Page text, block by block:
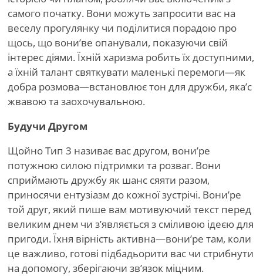
самого початку. Вони можуть запросити вас на
веселу прогулянку чи поділитися порадою про
щось, що вони’ве опанували, показуючи свій
інтерес діями. Їхній харизма робить їх доступними,
а їхній талант святкувати маленькі перемоги—як
добра розмова—встановлює тон для дружби, яка’с
жвавою та заохочувальною.
Будучи Другом
Щойно Тип 3 називає вас другом, вони’ре
потужною силою підтримки та розваг. Вони
сприймають дружбу як шанс сяяти разом,
приносячи ентузіазм до кожної зустрічі. Вони’ре
той друг, який пише вам мотивуючий текст перед
великим днем чи з’являється з сміливою ідеєю для
пригоди. Їхня вірність активна—вони’ре там, коли
це важливо, готові підбадьорити вас чи стрибнути
на допомогу, зберігаючи зв’язок міцним.